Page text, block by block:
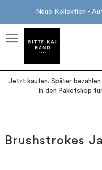
Neue Kollektion -
Jetzt kaufen. Später
in den Paketshop
der
Bildgalerie
der
Bildgalerie
Brushstrokes